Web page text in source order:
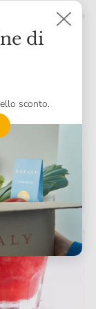
di
sconto.